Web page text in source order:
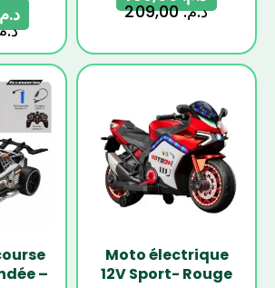
د.م.209,00
–
Moto électrique
12V Sport- Rouge